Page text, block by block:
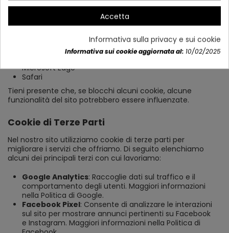
Puoi gestire l'uso dei cookie dalle impostazioni del tuo
browser. Di seguito trovi i link per la configurazione dei
Microsoft Edge
Safari
Tieni presente che, se blocchi alcuni cookie, alcune
funzionalità del sito potrebbero essere influenzate.
Cookie di Terze Parti
Nel nostro sito utilizziamo cookie di terze parti per
migliorare i servizi che offriamo. Di seguito elenchiamo
alcuni dei principali terzi con cui lavoriamo:
Google Analytics: Raccoglie dati sul traffico e il
comportamento degli utenti. Maggiori informazioni
nella Politica di Google.
Facebook Pixel: Consente di analizzare le interazioni
sul sito per mostrare annunci pertinenti su Facebook
e Instagram. Maggiori informazioni nella Politica di
Accetta
Informativa sulla privacy e sui cookie
Informativa sui cookie aggiornata al: 10/02/2025